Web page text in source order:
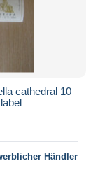
cathedral 10
Händler